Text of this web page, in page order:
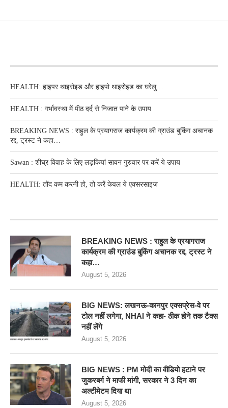
HEALTH: हाइपर थाइरोइड और हाइपो थाइरोइड का घरेलु…
HEALTH : गर्भावस्था में पीठ दर्द से निजात पाने के उपाय
BREAKING NEWS : राहुल के प्रयागराज कार्यक्रम की ग्राउंड बुकिंग अचानक
रद्द, ट्रस्ट ने कहा…
Sawan : शीघ्र विवाह के लिए लड़कियां सावन गुरुवार पर करें ये उपाय
HEALTH: तोंद कम करनी हो, तो करें केवल ये एक्सरसाइज
BREAKING NEWS : राहुल के प्रयागराज
कार्यक्रम की ग्राउंड बुकिंग अचानक रद्द, ट्रस्ट ने
कहा…
August 5, 2026
BIG NEWS: लखनऊ-कानपुर एक्सप्रेस-वे पर
टोल नहीं लगेगा, NHAI ने कहा- ठीक होने तक टैक्स
नहीं लेंगे
August 5, 2026
BIG NEWS : PM मोदी का वीडियो हटाने पर
जुकरबर्ग ने माफी मांगी, सरकार ने 3 दिन का
अल्टीमेटम दिया था
August 5, 2026